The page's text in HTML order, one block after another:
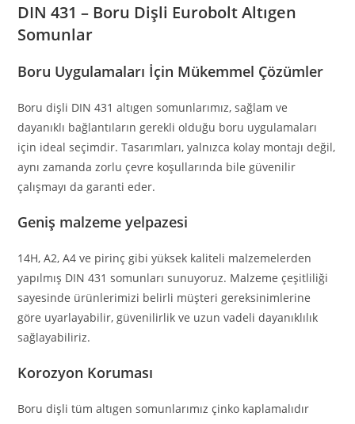
DIN 431 – Boru Dişli Eurobolt Altıgen
Somunlar
Boru Uygulamaları İçin Mükemmel Çözümler
Boru dişli DIN 431 altıgen somunlarımız, sağlam ve
dayanıklı bağlantıların gerekli olduğu boru uygulamaları
için ideal seçimdir. Tasarımları, yalnızca kolay montajı değil,
aynı zamanda zorlu çevre koşullarında bile güvenilir
çalışmayı da garanti eder.
Geniş malzeme yelpazesi
14H, A2, A4 ve pirinç gibi yüksek kaliteli malzemelerden
yapılmış DIN 431 somunları sunuyoruz. Malzeme çeşitliliği
sayesinde ürünlerimizi belirli müşteri gereksinimlerine
göre uyarlayabilir, güvenilirlik ve uzun vadeli dayanıklılık
sağlayabiliriz.
Korozyon Koruması
Boru dişli tüm altıgen somunlarımız çinko kaplamalıdır